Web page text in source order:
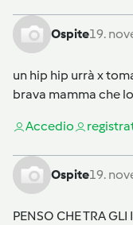
Ospite19.
un hip hip urrà x
brava mamma che
Accedio
Ospite19.
PENSO CHE TRA